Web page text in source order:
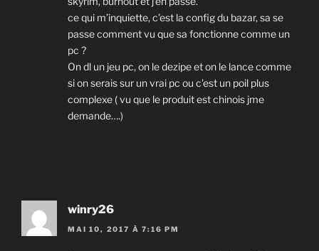
ce qui m’inquiette, c’est la config du bazar, sa se
passe comment vu que sa fonctionne comme un
pc ?
On dl un jeu pc, on le dezipe et on le lance comme
si on serais sur un vrai pc ou c’est un poil plus
complexe ( vu que le produit est chinois jme
demande….)
winry26
MAI 10, 2017 À 7:16 PM